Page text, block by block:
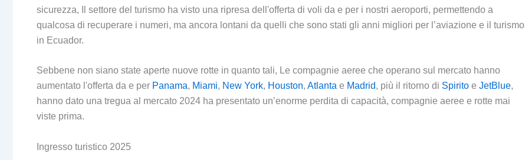
sicurezza, Il settore del turismo ha visto una ripresa dell'offerta di voli da e per i nostri aeroporti, permettendo a
qualcosa di recuperare i numeri, ma ancora lontani da quelli che sono stati gli anni migliori per l’aviazione e il turismo
in Ecuador.
Sebbene non siano state aperte nuove rotte in quanto tali, Le compagnie aeree che operano sul mercato hanno
aumentato l'offerta da e per Panama, Miami, New York, Houston, Atlanta e Madrid, più il ritorno di Spirito e JetBlue,
hanno dato una tregua al mercato 2024 ha presentato un’enorme perdita di capacità, compagnie aeree e rotte mai
viste prima.
Ingresso turistico 2025